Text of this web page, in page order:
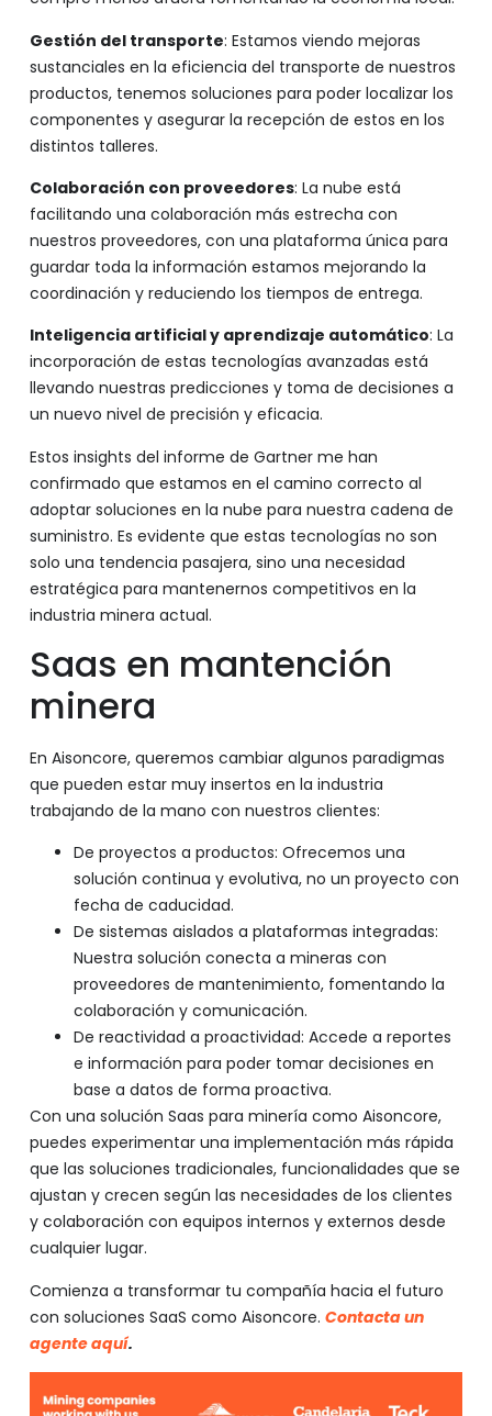
Gestión del transporte: Estamos viendo mejoras
sustanciales en la eficiencia del transporte de nuestros
productos, tenemos soluciones para poder localizar los
componentes y asegurar la recepción de estos en los
distintos talleres.
Colaboración con proveedores: La nube está
facilitando una colaboración más estrecha con
nuestros proveedores, con una plataforma única para
guardar toda la información estamos mejorando la
coordinación y reduciendo los tiempos de entrega.
Inteligencia artificial y aprendizaje automático: La
incorporación de estas tecnologías avanzadas está
llevando nuestras predicciones y toma de decisiones a
un nuevo nivel de precisión y eficacia.
Estos insights del informe de Gartner me han
confirmado que estamos en el camino correcto al
adoptar soluciones en la nube para nuestra cadena de
suministro. Es evidente que estas tecnologías no son
solo una tendencia pasajera, sino una necesidad
estratégica para mantenernos competitivos en la
industria minera actual.
Saas en mantención
minera
En Aisoncore, queremos cambiar algunos paradigmas
que pueden estar muy insertos en la industria
trabajando de la mano con nuestros clientes:
De proyectos a productos: Ofrecemos una
solución continua y evolutiva, no un proyecto con
fecha de caducidad.
De sistemas aislados a plataformas integradas:
Nuestra solución conecta a mineras con
proveedores de mantenimiento, fomentando la
colaboración y comunicación.
De reactividad a proactividad: Accede a reportes
e información para poder tomar decisiones en
base a datos de forma proactiva.
Con una solución Saas para minería como Aisoncore,
puedes experimentar una implementación más rápida
que las soluciones tradicionales, funcionalidades que se
ajustan y crecen según las necesidades de los clientes
y colaboración con equipos internos y externos desde
cualquier lugar.
Comienza a transformar tu compañía hacia el futuro
con soluciones SaaS como Aisoncore. Contacta un
agente aquí.